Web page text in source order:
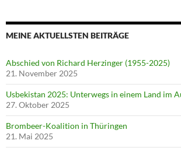
MEINE AKTUELLSTEN BEITRÄGE
Abschied von Richard Herzinger (1955-2025)
21. November 2025
Usbekistan 2025: Unterwegs in einem Land im
27. Oktober 2025
Brombeer-Koalition in Thüringen
21. Mai 2025